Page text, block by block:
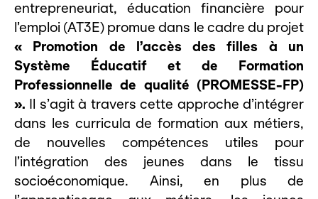
entrepreneuriat, éducation financière pour
l’emploi (AT3E) promue dans le cadre du projet
« Promotion de l’accès des filles à un
Système Éducatif et de Formation
Professionnelle de qualité (PROMESSE-FP)
».
Il s’agit à travers cette approche d’intégrer
dans les curricula de formation aux métiers,
de nouvelles compétences utiles pour
l’intégration des jeunes dans le tissu
socioéconomique. Ainsi, en plus de